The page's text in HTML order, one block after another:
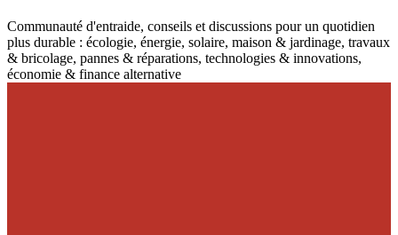
Communauté d'entraide, conseils et discussions pour un quotidien
plus durable : écologie, énergie, solaire, maison & jardinage, travaux
& bricolage, pannes & réparations, technologies & innovations,
économie & finance alternative